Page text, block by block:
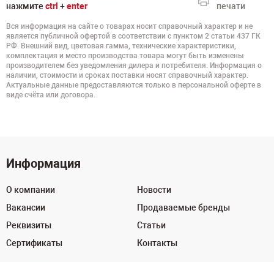
нажмите ctrl +enter
печати
Вся информация на сайте о товарах носит справочный характер и не
является публичной офертой в соответствии с пунктом 2 статьи 437 ГК
РФ. Внешний вид, цветовая гамма, технические характеристики,
комплектация и место производства товара могут быть изменены
производителем без уведомления дилера и потребителя. Информация о
наличии, стоимости и сроках поставки носят справочный характер.
Актуальные данные предоставляются только в персональной оферте в
виде счёта или договора.
Информация
О компании
Вакансии
Реквизиты
Сертификаты
Новости
Продаваемые бренды
Статьи
Контакты